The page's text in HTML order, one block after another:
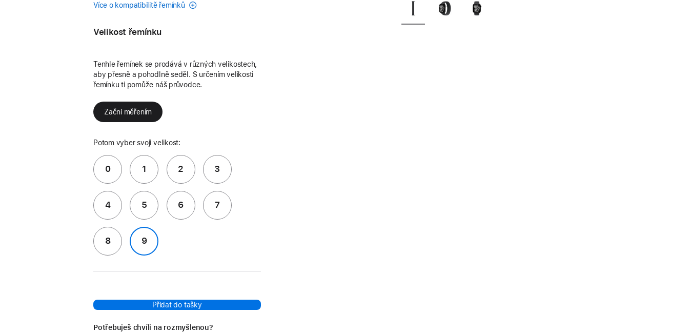
Více o kompatibilitě řemínků
Velikost řemínku
Tenhle řemínek se prodává v různých velikostech,
aby přesně a pohodlně seděl. S určením velikosti
řemínku ti pomůže náš průvodce.
Začni měřením
Potom vyber svoji velikost:
0 1 2 3
4 5 6 7
8 9
Přidat do tašky
Potřebuješ chvíli na rozmyšlenou?